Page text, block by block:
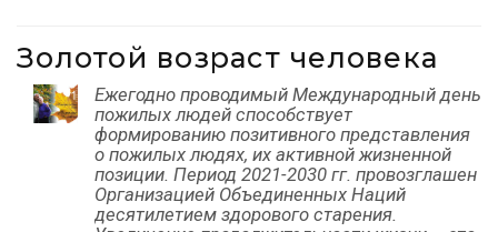
Золотой возраст человека
Ежегодно проводимый Международный день
пожилых людей способствует
формированию позитивного представления
о пожилых людях, их активной жизненной
позиции. Период 2021-2030 гг. провозглашен
Организацией Объединенных Наций
десятилетием здорового старения.